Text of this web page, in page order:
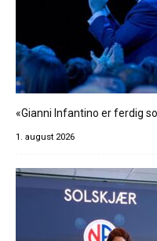
«Gianni Infantino er ferdig
1. august 2026